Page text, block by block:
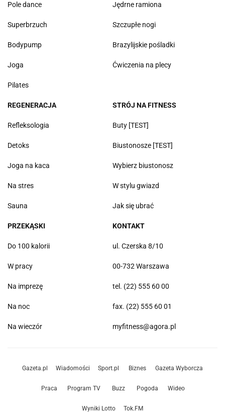
Pole dance
Superbrzuch
Bodypump
Joga
Pilates
Jędrne ramiona
Szczupłe nogi
Brazylijskie pośladki
Ćwiczenia na plecy
REGENERACJA
Refleksologia
Detoks
Joga na kaca
Na stres
Sauna
STRÓJ NA FITNESS
Buty [TEST]
Biustonosze [TEST]
Wybierz biustonosz
W stylu gwiazd
Jak się ubrać
PRZEKĄSKI
Do 100 kalorii
W pracy
Na imprezę
Na noc
Na wieczór
KONTAKT
ul. Czerska 8/10
00-732 Warszawa
tel. (22) 555 60 00
fax. (22) 555 60 01
myfitness@agora.pl
Gazeta.pl Wiadomości Sport.pl Biznes Gazeta Wyborcza
Praca Program TV Buzz Pogoda Wideo
Wyniki Lotto Tok.FM